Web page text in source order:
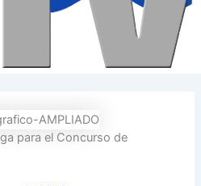
para el Concurso de